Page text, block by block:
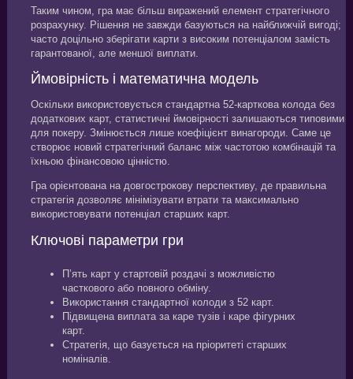
Таким чином, гра має більш виражений елемент стратегічного
розрахунку. Рішення не завжди базуються на найближчій вигоді;
часто доцільно зберігати карти з високим потенціалом замість
гарантованої, але меншої виплати.
Ймовірність і математична модель
Оскільки використовується стандартна 52-карткова колода без
додаткових карт, статистичні ймовірності залишаються типовими
для покеру. Змінюється лише коефіцієнт винагороди. Саме це
створює новий стратегічний баланс між частотою комбінацій та
їхньою фінансовою цінністю.
Гра орієнтована на довгострокову перспективу, де правильна
стратегія дозволяє мінімізувати втрати та максимально
використовувати потенціал старших карт.
Ключові параметри гри
П’ять карт у стартовій роздачі з можливістю
часткового або повного обміну.
Використання стандартної колоди з 52 карт.
Підвищена виплата за каре тузів і каре фігурних
карт.
Стратегія, що базується на пріоритеті старших
номіналів.